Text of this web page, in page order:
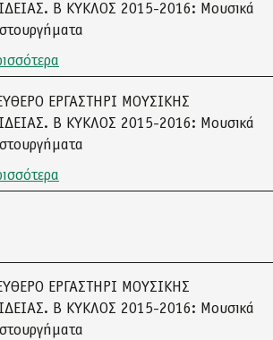
Β ΚΥΚΛΟΣ 2015-2016: Μουσικά
ΕΡΓΑΣΤΗΡΙ ΜΟΥΣΙΚΗΣ
Β ΚΥΚΛΟΣ 2015-2016: Μουσικά
ΕΡΓΑΣΤΗΡΙ ΜΟΥΣΙΚΗΣ
Β ΚΥΚΛΟΣ 2015-2016: Μουσικά